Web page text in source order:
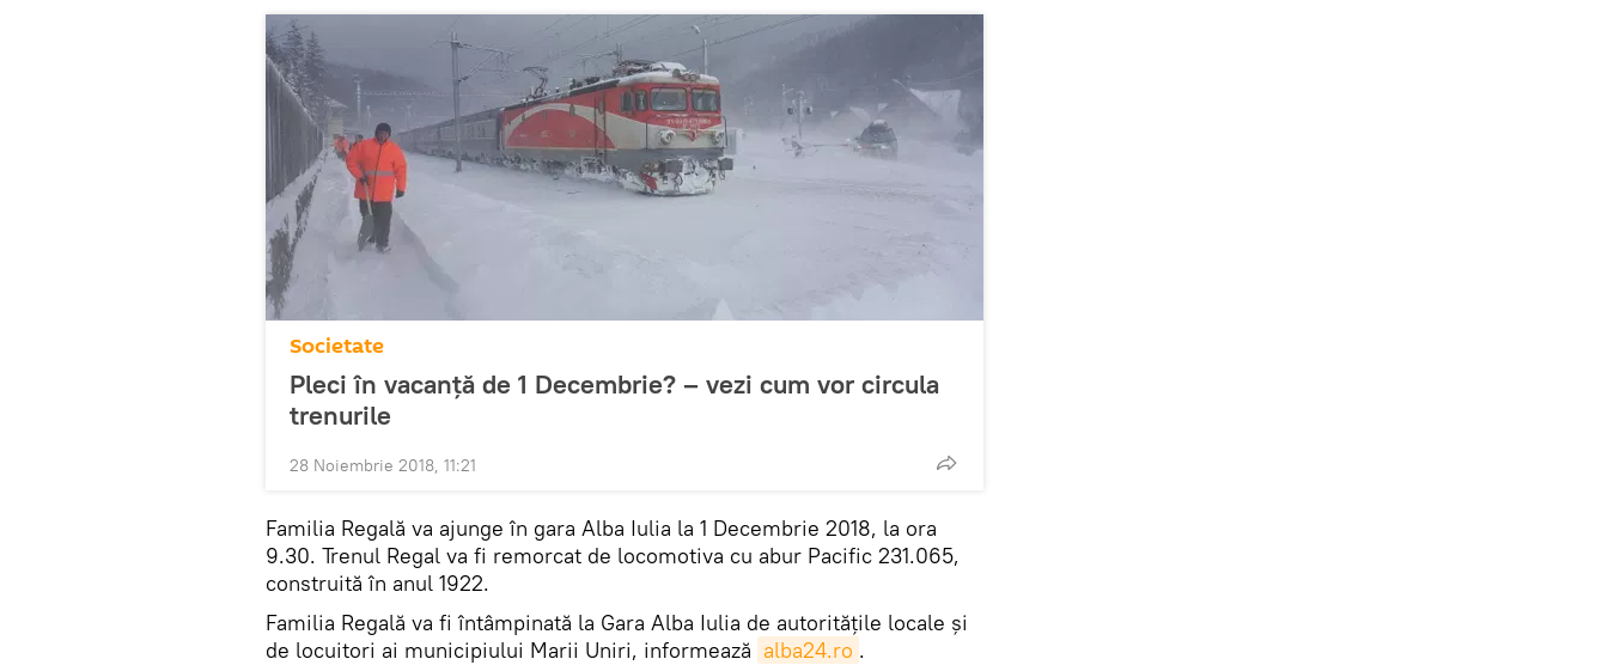
Societate
Pleci în vacanţă de 1 Decembrie? – vezi cum vor circula
trenurile
28 Noiembrie 2018, 11:21
Familia Regală va ajunge în gara Alba Iulia la 1 Decembrie 2018, la ora
9.30. Trenul Regal va fi remorcat de locomotiva cu abur Pacific 231.065,
construită în anul 1922.
Familia Regală va fi întâmpinată la Gara Alba Iulia de autoritățile locale și
de locuitori ai municipiului Marii Uniri, informează alba24.ro .